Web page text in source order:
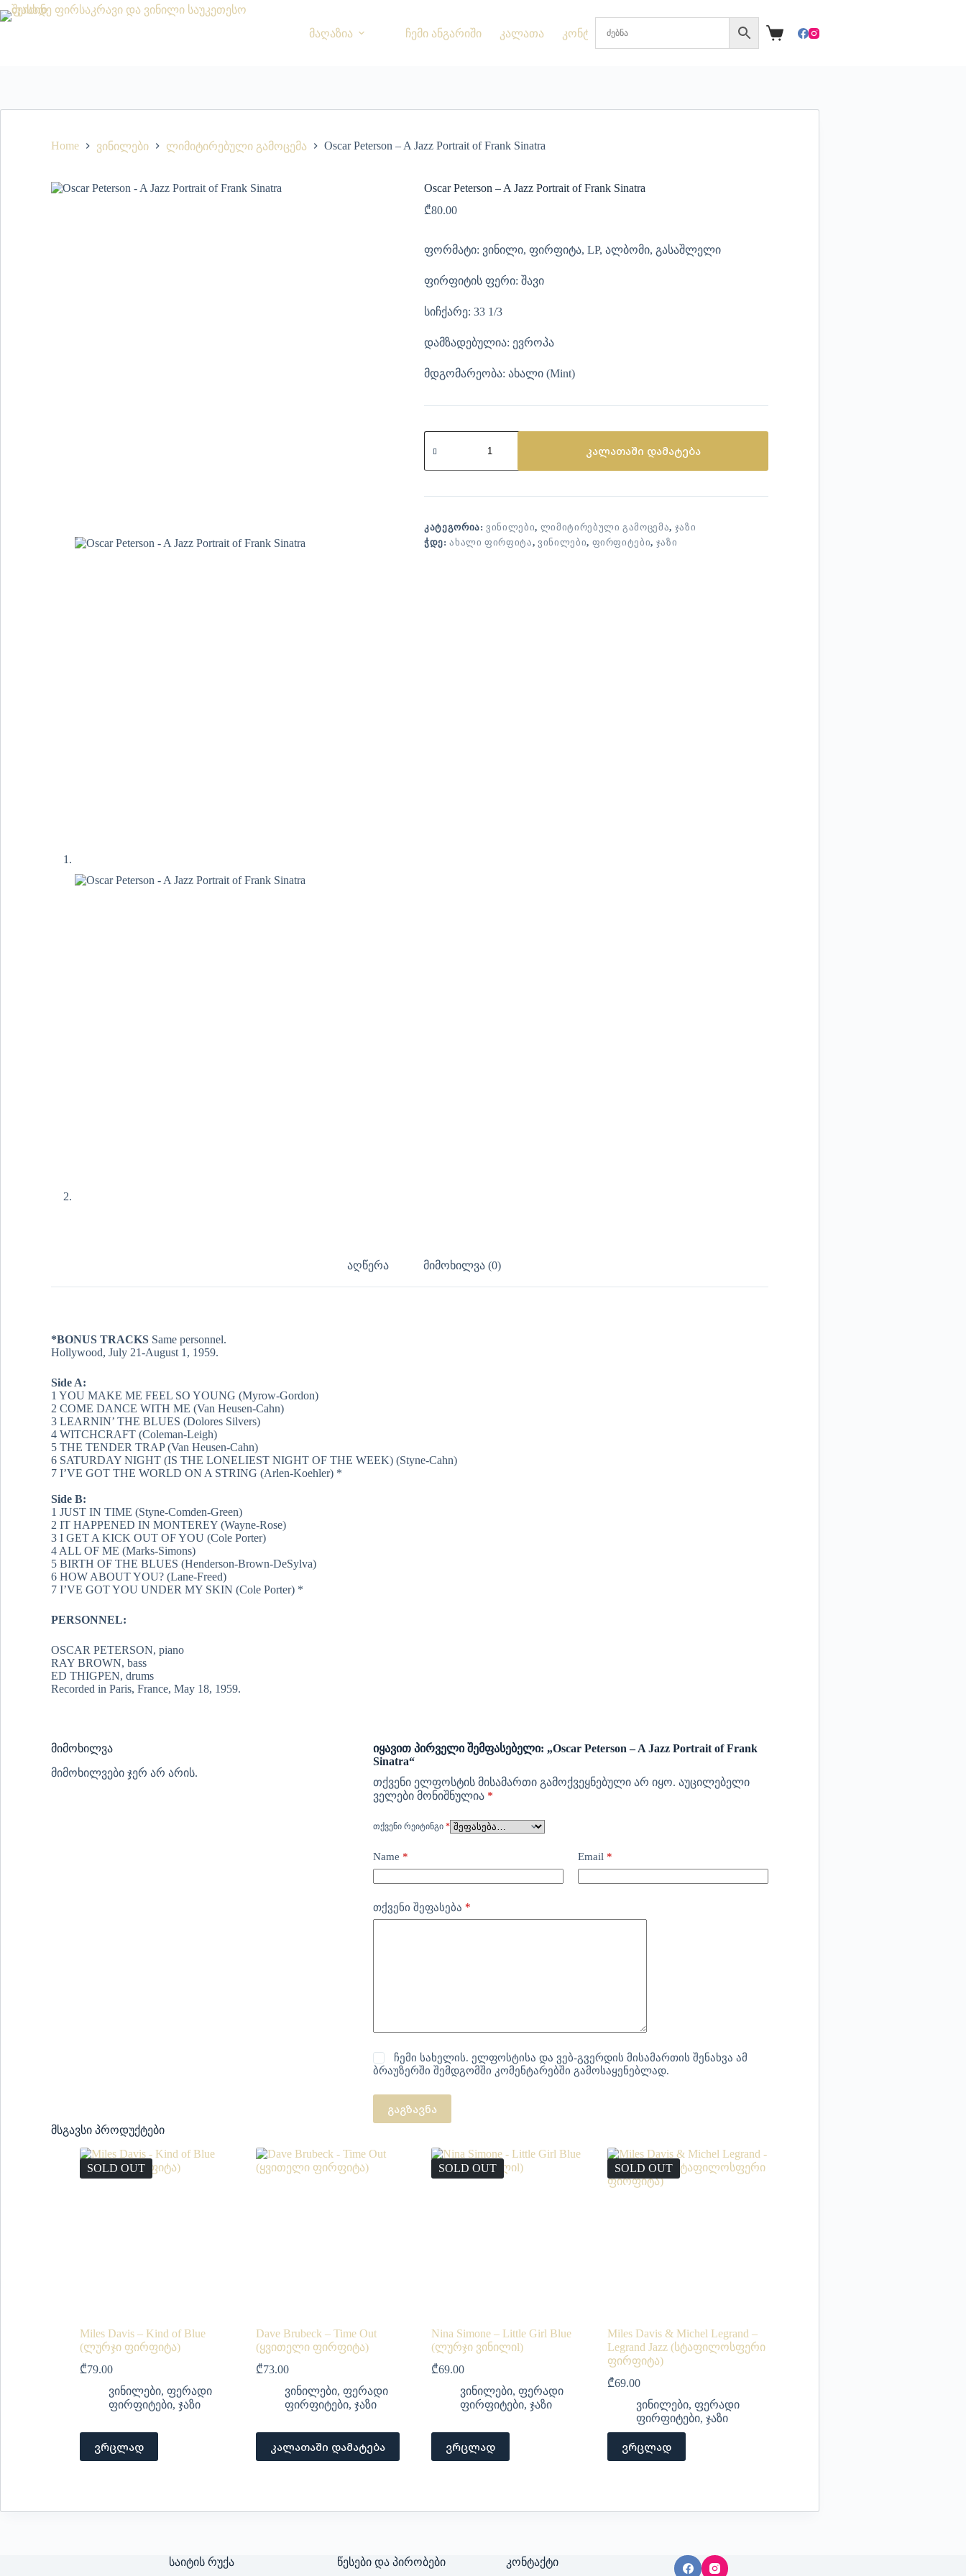
მაღაზია ჩემი ანგარიში კალათა კონტაქტი
Home ვინილები ლიმიტირებული გამოცემა Oscar Peterson – A Jazz Portrait of Frank Sinatra
Oscar Peterson – A Jazz Portrait of Frank Sinatra
₾80.00
ფორმატი: ვინილი, ფირფიტა, LP, ალბომი, გასაშლელი
ფირფიტის ფერი: შავი
სიჩქარე: 33 1/3
დამზადებულია: ევროპა
მდგომარეობა: ახალი (Mint)
კალათაში დამატება
ᲙᲐᲢᲔᲒᲝᲠᲘᲐ: ᲕᲘᲜᲘᲚᲔᲑᲘ, ᲚᲘᲛᲘᲢᲘᲠᲔᲑᲣᲚᲘ ᲒᲐᲛᲝᲪᲔᲛᲐ, ᲯᲐᲖᲘ
ᲭᲓᲔ:ᲐᲮᲐᲚᲘ ᲤᲘᲠᲤᲘᲢᲐ, ᲕᲘᲜᲘᲚᲔᲑᲘ, ᲤᲘᲠᲤᲘᲢᲔᲑᲘ, ᲯᲐᲖᲘ
აღწერა მიმოხილვა (0)
*BONUS TRACKS Same personnel.
Hollywood, July 21-August 1, 1959.
Side A:
1 YOU MAKE ME FEEL SO YOUNG (Myrow-Gordon)
2 COME DANCE WITH ME (Van Heusen-Cahn)
3 LEARNIN’ THE BLUES (Dolores Silvers)
4 WITCHCRAFT (Coleman-Leigh)
5 THE TENDER TRAP (Van Heusen-Cahn)
6 SATURDAY NIGHT (IS THE LONELIEST NIGHT OF THE WEEK) (Styne-Cahn)
7 I’VE GOT THE WORLD ON A STRING (Arlen-Koehler) *
Side B:
1 JUST IN TIME (Styne-Comden-Green)
2 IT HAPPENED IN MONTEREY (Wayne-Rose)
3 I GET A KICK OUT OF YOU (Cole Porter)
4 ALL OF ME (Marks-Simons)
5 BIRTH OF THE BLUES (Henderson-Brown-DeSylva)
6 HOW ABOUT YOU? (Lane-Freed)
7 I’VE GOT YOU UNDER MY SKIN (Cole Porter) *
PERSONNEL:
OSCAR PETERSON, piano
RAY BROWN, bass
ED THIGPEN, drums
Recorded in Paris, France, May 18, 1959.
მიმოხილვა
მიმოხილვები ჯერ არ არის.
იყავით პირველი შემფასებელი: „Oscar Peterson – A Jazz Portrait of Frank
Sinatra“
თქვენი ელფოსტის მისამართი გამოქვეყნებული არ იყო. აუცილებელი
ველები მონიშნულია *
ᲗᲥᲕᲔᲜᲘ ᲠᲔᲘᲢᲘᲜᲒᲘ *
Name * Email *
თქვენი შეფასება *
ჩემი სახელის. ელფოსტისა და ვებ-გვერდის მისამართის შენახვა ამ
ბრაუზერში შემდგომში კომენტარებში გამოსაყენებლად.
გაგზავნა
მსგავსი პროდუქტები
SOLD OUT
Miles Davis – Kind of Blue
(ლურჯი ფირფიტა)
₾79.00
ვინილები, ფერადი
ფირფიტები, ჯაზი
ვრცლად
Dave Brubeck – Time Out
(ყვითელი ფირფიტა)
₾73.00
ვინილები, ფერადი
ფირფიტები, ჯაზი
კალათაში დამატება
SOLD OUT
Nina Simone – Little Girl Blue
(ლურჯი ვინილიl)
₾69.00
ვინილები, ფერადი
ფირფიტები, ჯაზი
ვრცლად
SOLD OUT
Miles Davis & Michel Legrand –
Legrand Jazz (სტაფილოსფერი
ფირფიტა)
₾69.00
ვინილები, ფერადი
ფირფიტები, ჯაზი
ვრცლად
საიტის რუქა წესები და პირობები კონტაქტი